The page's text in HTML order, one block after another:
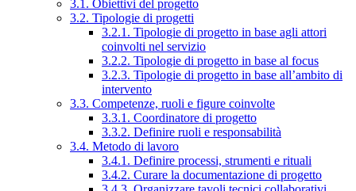
3.1. Obiettivi del progetto
3.2. Tipologie di progetti
3.2.1. Tipologie di progetto in base agli attori
coinvolti nel servizio
3.2.2. Tipologie di progetto in base al focus
3.2.3. Tipologie di progetto in base all’ambito di
intervento
3.3. Competenze, ruoli e figure coinvolte
3.3.1. Coordinatore di progetto
3.3.2. Definire ruoli e responsabilità
3.4. Metodo di lavoro
3.4.1. Definire processi, strumenti e rituali
3.4.2. Curare la documentazione di progetto